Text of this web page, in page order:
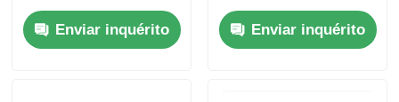
NovaStar 6000nits
Enviar inquérito
240V
Enviar inquérito